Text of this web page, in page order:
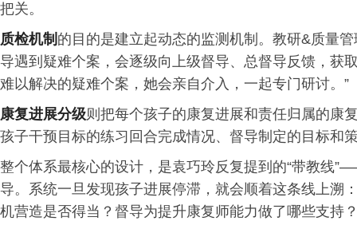
把关。
质检机制 的目的是建立起动态的监测机制。教研&质量
导遇到疑难个案，会逐级向上级督导、总督导反馈，获
难以解决的疑难个案，她会亲自介入，一起专门研讨。”
康复进展分级则把每个孩子的康复进展和责任归属的康
孩子干预目标的练习回合完成情况、督导制定的目标和
整个体系最核心的设计，是袁巧玲反复提到的“带教线
导。系统一旦发现孩子进展停滞，就会顺着这条线上溯
机营造是否得当？督导为提升康复师能力做了哪些支持